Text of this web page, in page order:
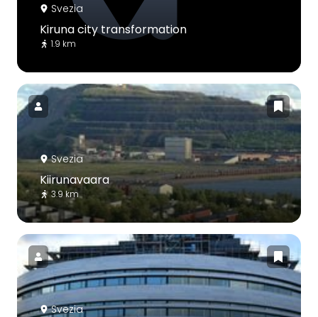
Svezia
Kiruna city transformation
1.9 km
Svezia
Kiirunavaara
3.9 km
Svezia